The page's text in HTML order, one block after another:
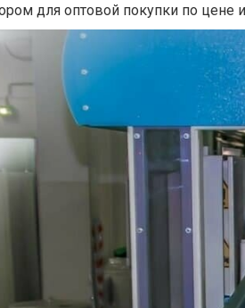
для оптовой покупки по цене